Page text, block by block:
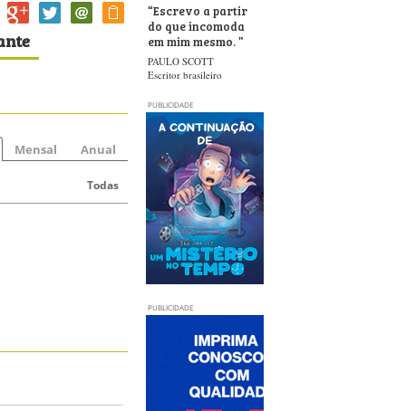
Mensal Anual
Todas
“Escrevo a partir
do que incomoda
em mim mesmo.”
PAULO SCOTT
Escritor brasileiro
PUBLICIDADE
PUBLICIDADE